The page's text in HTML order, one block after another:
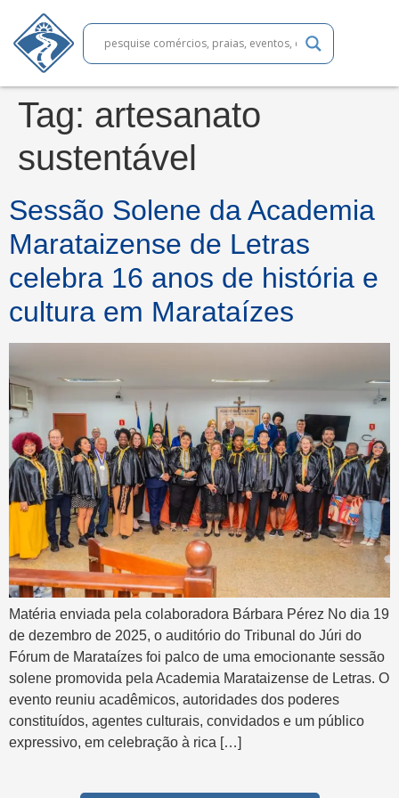
Tag: artesanato
sustentável
Sessão Solene da Academia
Marataizense de Letras
celebra 16 anos de história e
cultura em Marataízes
Matéria enviada pela colaboradora Bárbara Pérez No dia 19
de dezembro de 2025, o auditório do Tribunal do Júri do
Fórum de Marataízes foi palco de uma emocionante sessão
solene promovida pela Academia Marataizense de Letras. O
evento reuniu acadêmicos, autoridades dos poderes
constituídos, agentes culturais, convidados e um público
expressivo, em celebração à rica […]